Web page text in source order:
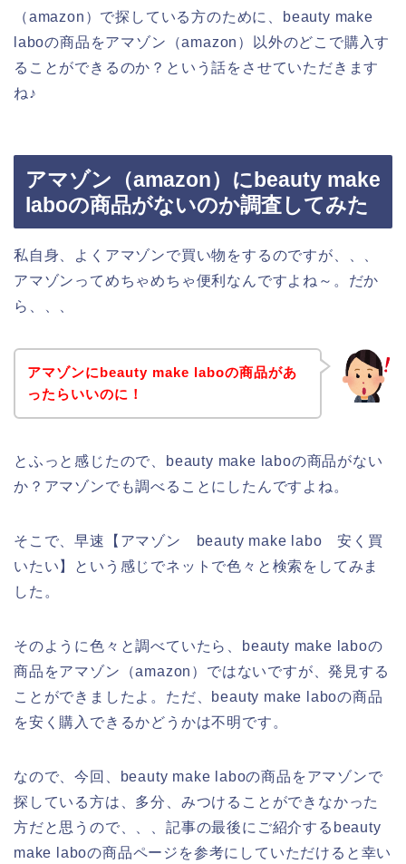
（amazon）で探している方のために、beauty make
laboの商品をアマゾン（amazon）以外のどこで購入す
ることができるのか？という話をさせていただきます
ね♪
アマゾン（amazon）にbeauty make
laboの商品がないのか調査してみた
私自身、よくアマゾンで買い物をするのですが、、、
アマゾンってめちゃめちゃ便利なんですよね～。だか
ら、、、
アマゾンにbeauty make laboの商品があ
ったらいいのに！
とふっと感じたので、beauty make laboの商品がない
か？アマゾンでも調べることにしたんですよね。
そこで、早速【アマゾン beauty make labo 安く買
いたい】という感じでネットで色々と検索をしてみま
した。
そのように色々と調べていたら、beauty make laboの
商品をアマゾン（amazon）ではないですが、発見する
ことができましたよ。ただ、beauty make laboの商品
を安く購入できるかどうかは不明です。
なので、今回、beauty make laboの商品をアマゾンで
探している方は、多分、みつけることができなかった
方だと思うので、、、記事の最後にご紹介するbeauty
make laboの商品ページを参考にしていただけると幸い